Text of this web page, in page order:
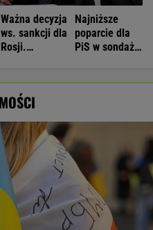
Ważna decyzja
ws. sankcji dla
Rosji.
Najniższe
poparcie dla
PiS w sondażu